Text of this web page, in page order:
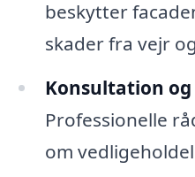
beskytter
skader fra vejr
Konsultation
Professionelle
om